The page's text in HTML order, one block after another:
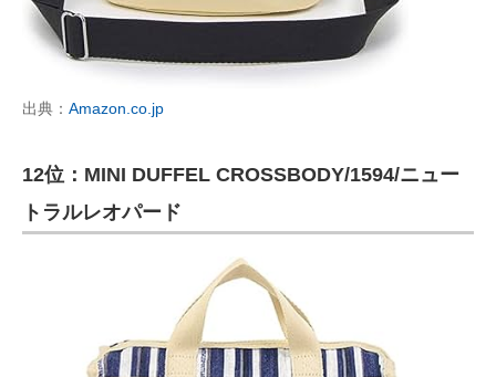
出典： Amazon.co.jp
12位：MINI DUFFEL CROSSBODY/1594/ニュー
トラルレオパード